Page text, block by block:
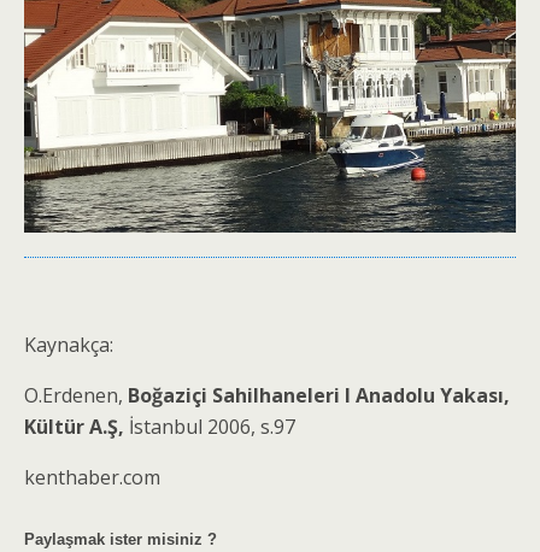
Kaynakça:
O.Erdenen, Boğaziçi Sahilhaneleri I Anadolu Yakası,
Kültür A.Ş, İstanbul 2006, s.97
kenthaber.com
Paylaşmak ister misiniz ?